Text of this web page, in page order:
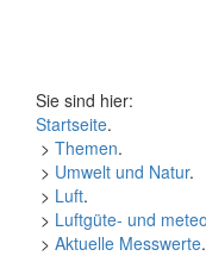
Sie sind hier:
Startseite.
> Themen.
> Umwelt und Natur.
> Luft.
> Luftgüte- und
> Aktuelle Messwerte.